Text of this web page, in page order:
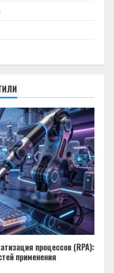
процессов (RPA):
применения